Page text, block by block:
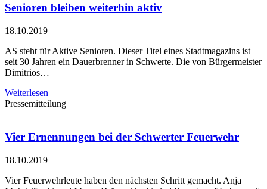
Senioren bleiben weiterhin aktiv
18.10.2019
AS steht für Aktive Senioren. Dieser Titel eines Stadtmagazins ist
seit 30 Jahren ein Dauerbrenner in Schwerte. Die von Bürgermeister
Dimitrios…
Weiterlesen
Pressemitteilung
Vier Ernennungen bei der Schwerter Feuerwehr
18.10.2019
Vier Feuerwehrleute haben den nächsten Schritt gemacht. Anja